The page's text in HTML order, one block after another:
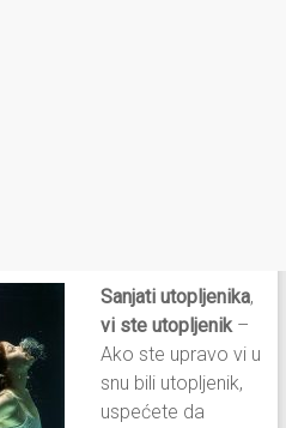
Sanjati utopljenika,
vi ste utopljenik–
Ako ste upravo vi u
snu bili utopljenik,
uspećete da